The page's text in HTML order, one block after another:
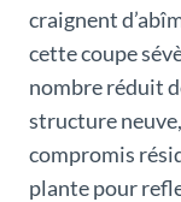
craignent
cette coupe
nombre réduit
structure
compromis
plante pour